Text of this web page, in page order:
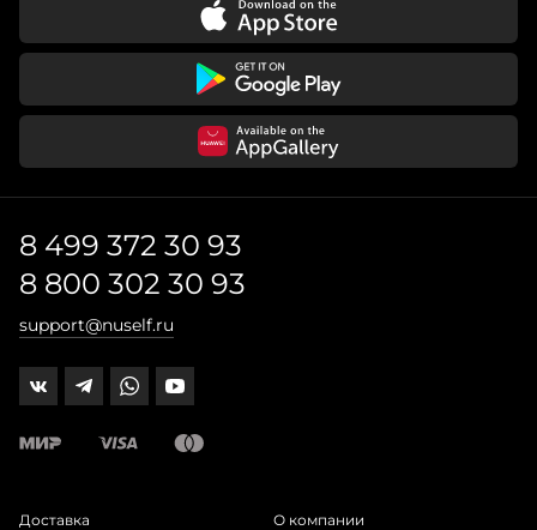
8 499 372 30 93
8 800 302 30 93
support@nuself.ru
Доставка О компании